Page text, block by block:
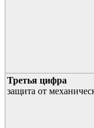
Третья цифра
защита от